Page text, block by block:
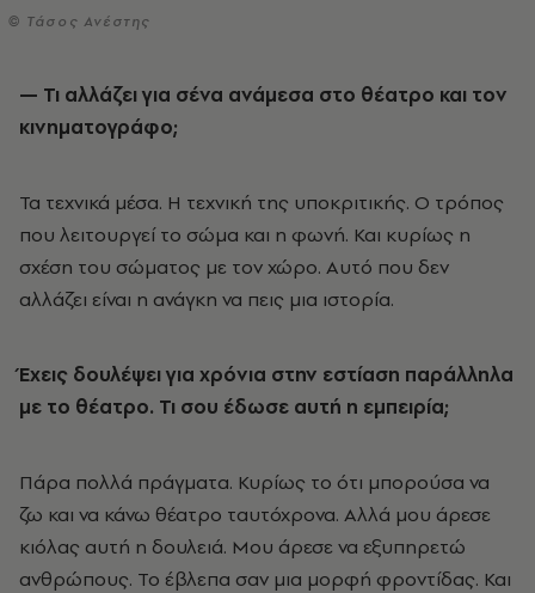
© Τάσος Ανέστης
— Τι αλλάζει για σένα ανάμεσα στο θέατρο και τον
κινηματογράφο;
Τα τεχνικά μέσα. Η τεχνική της υποκριτικής. Ο τρόπος
που λειτουργεί το σώμα και η φωνή. Και κυρίως η
σχέση του σώματος με τον χώρο. Αυτό που δεν
αλλάζει είναι η ανάγκη να πεις μια ιστορία.
Έχεις δουλέψει για χρόνια στην εστίαση παράλληλα
με το θέατρο. Τι σου έδωσε αυτή η εμπειρία;
Πάρα πολλά πράγματα. Κυρίως το ότι μπορούσα να
ζω και να κάνω θέατρο ταυτόχρονα. Αλλά μου άρεσε
κιόλας αυτή η δουλειά. Μου άρεσε να εξυπηρετώ
ανθρώπους. Το έβλεπα σαν μια μορφή φροντίδας. Και